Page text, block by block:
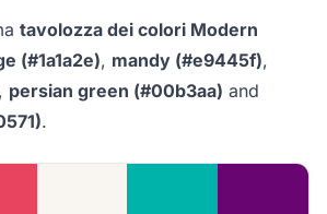
tavolozza dei colori Modern
(#1a1a2e), mandy (#e9445f),
, persian green (#00b3aa) and
.